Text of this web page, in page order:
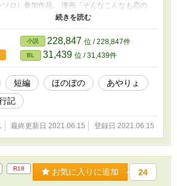
ソロ）参加作品。 漫画「そんなこんなも恋の
うち」の二人です。
www.alphapolis.co.jp/manga/376601623/
495429850 椚田涼司（リョウ） 30歳普通のイ
メン。 生まれも育ちも大阪。 ベッタベタの恋
気質。 わんこタイプだが時々オカン気質が発
する。 佐倉文明（アヤ） 38歳爬虫類顔にメガ
のリゾートホテル副支配人。 仕事は完璧だが
生活は適当、無気力無反応。 出不精・筆不
・恋愛不精。
小説 228,847 位 / 228,847件
BL 31,439 位 / 31,439件
短編 ほのぼの
あやりょ
記
最終更新日 2021.06.15 登録日 2021.06.15
R18 お気に入りに追加 24